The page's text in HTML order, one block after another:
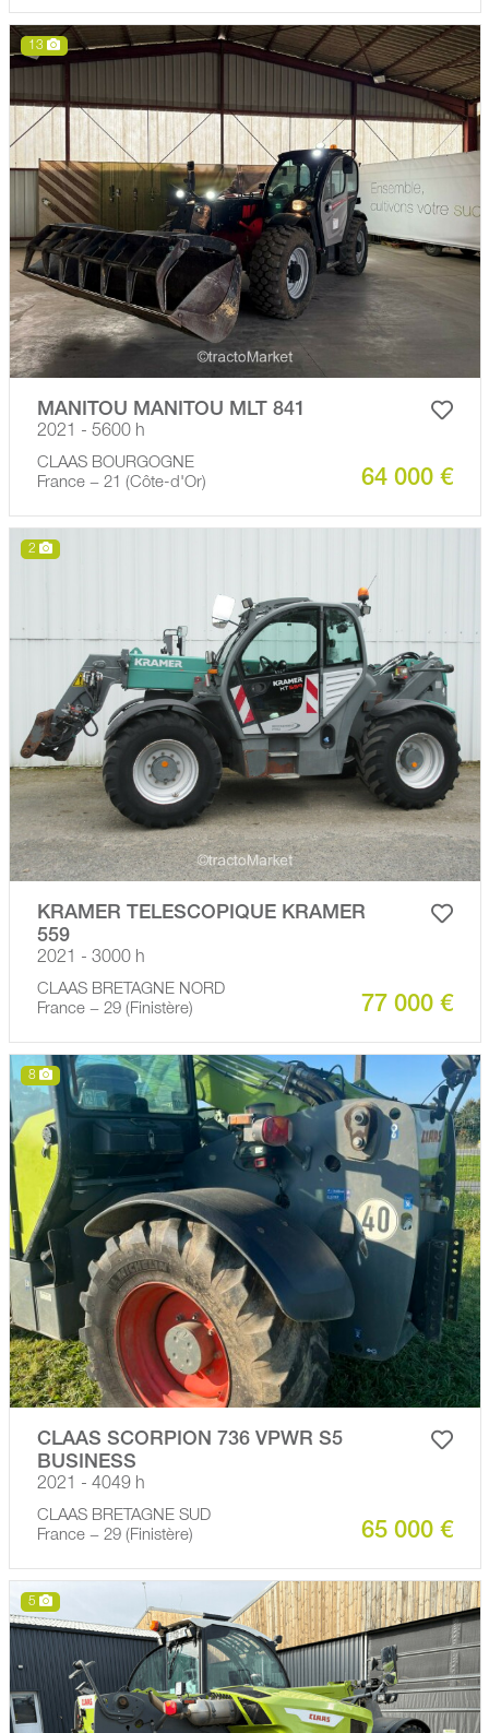
13
MANITOU MANITOU MLT 841
2021 - 5600 h
CLAAS BOURGOGNE
France − 21 (Côte-d'Or)
64 000 €
2
KRAMER TELESCOPIQUE KRAMER
559
2021 - 3000 h
CLAAS BRETAGNE NORD
France − 29 (Finistère)
77 000 €
8
CLAAS SCORPION 736 VPWR S5
BUSINESS
2021 - 4049 h
CLAAS BRETAGNE SUD
France − 29 (Finistère)
65 000 €
5